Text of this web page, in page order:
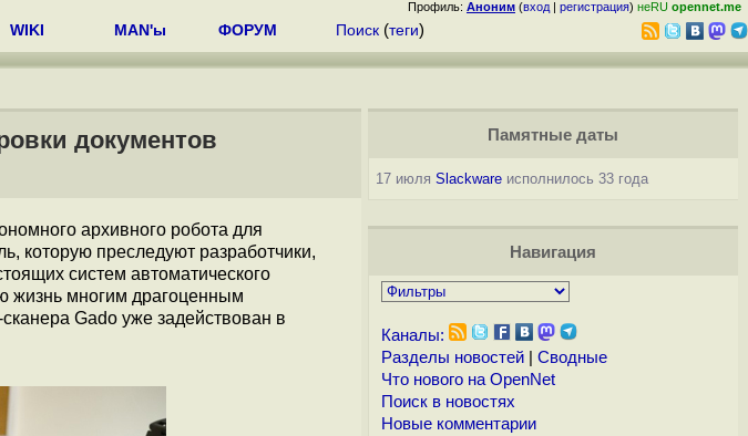
Профиль: Аноним (вход | регистрация) неRU opennet.me
WIKI MAN'ы ФОРУМ Поиск (теги)
документов
архивного робота для
которую преследуют разработчики,
систем автоматического
жизнь многим драгоценным
Gado уже задействован в
Памятные даты
17 июля Slackwareисполнилось 33 года
Навигация
Каналы:
Разделы новостей| Сводные
Что нового на OpenNet
Поиск в новостях
Новые комментарии